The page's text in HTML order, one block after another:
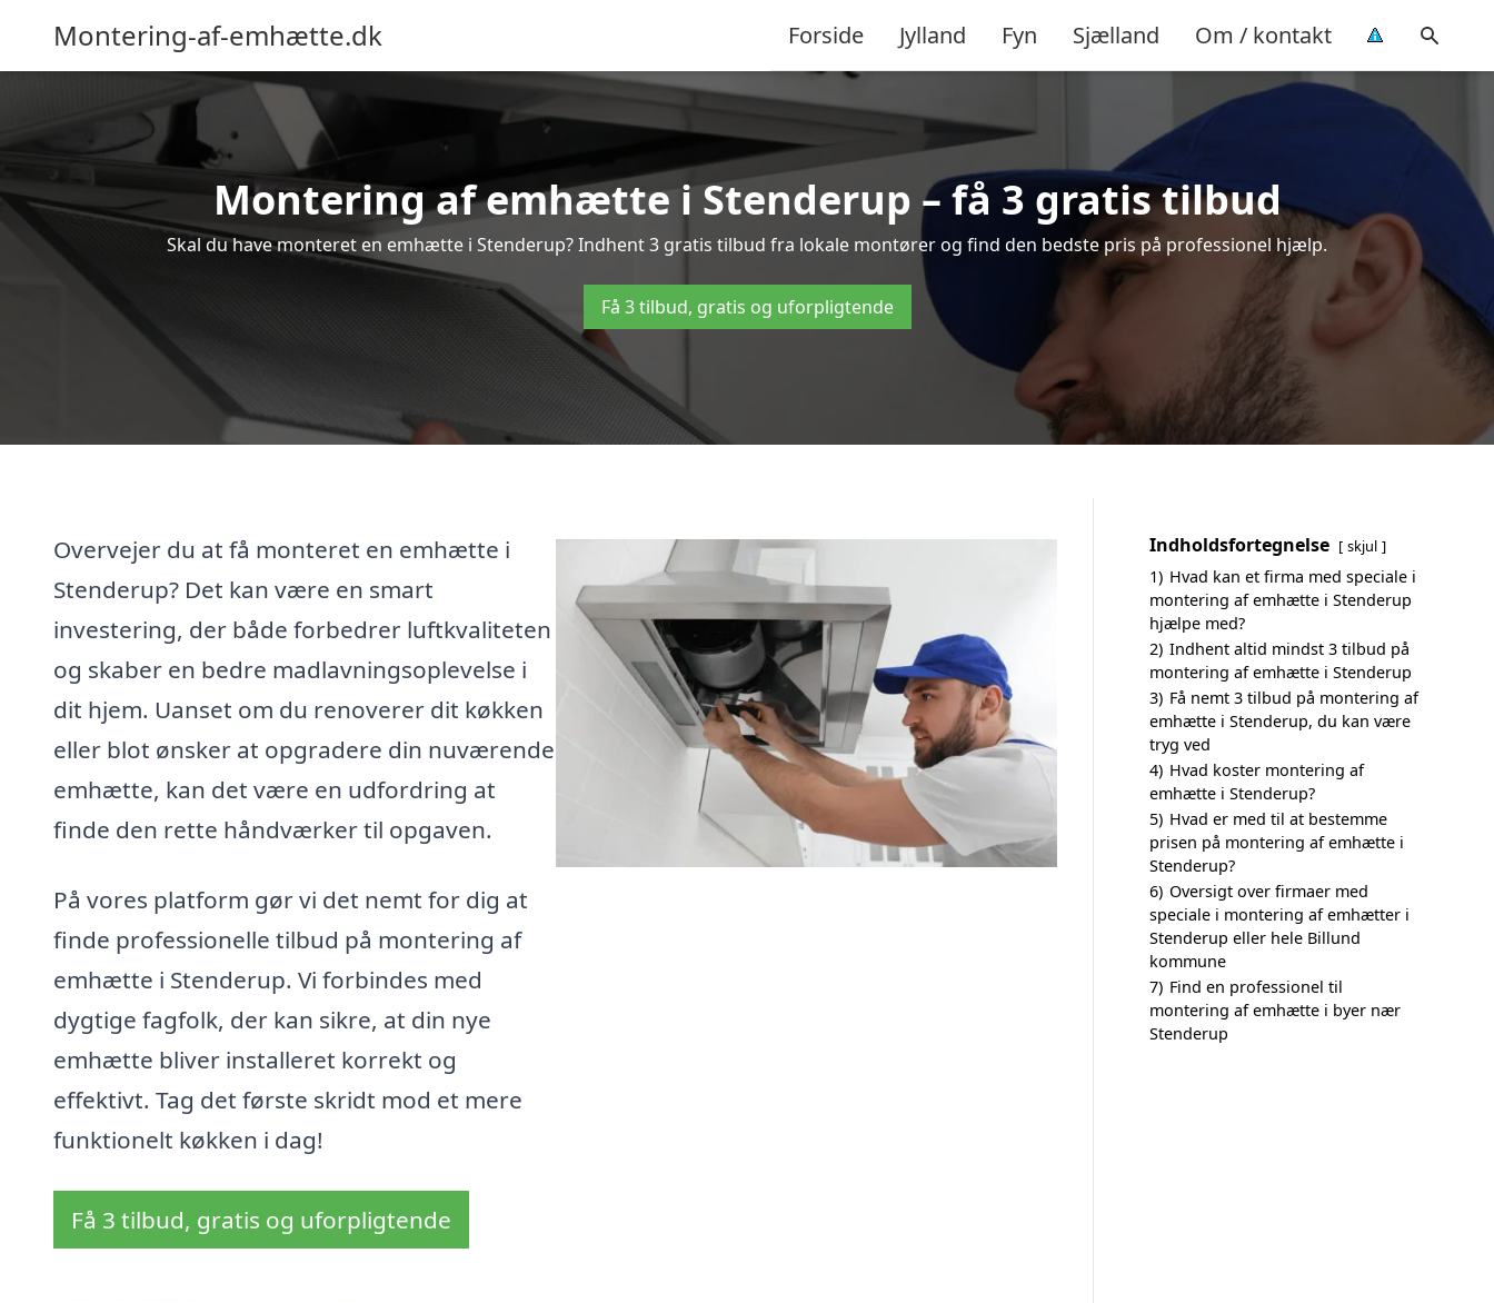
Montering-af-emhætte.dk Forside Jylland Fyn Sjælland Om / kontakt
Montering af emhætte i Stenderup – få 3 gratis tilbud
Skal du have monteret en emhætte i Stenderup? Indhent 3 gratis tilbud fra lokale montører og find den bedste pris på professionel hjælp.
Få 3 tilbud, gratis og uforpligtende
Overvejer du at få monteret en emhætte i
Stenderup? Det kan være en smart
investering, der både forbedrer luftkvaliteten
og skaber en bedre madlavningsoplevelse i
dit hjem. Uanset om du renoverer dit køkken
eller blot ønsker at opgradere din nuværende
emhætte, kan det være en udfordring at
finde den rette håndværker til opgaven.
På vores platform gør vi det nemt for dig at
finde professionelle tilbud på montering af
emhætte i Stenderup. Vi forbindes med
dygtige fagfolk, der kan sikre, at din nye
emhætte bliver installeret korrekt og
effektivt. Tag det første skridt mod et mere
funktionelt køkken i dag!
Få 3 tilbud, gratis og uforpligtende
Indholdsfortegnelse skjul
1) Hvad kan et firma med speciale i
montering af emhætte i Stenderup
hjælpe med?
2) Indhent altid mindst 3 tilbud på
montering af emhætte i Stenderup
3) Få nemt 3 tilbud på montering af
emhætte i Stenderup, du kan være
tryg ved
4) Hvad koster montering af
emhætte i Stenderup?
5) Hvad er med til at bestemme
prisen på montering af emhætte i
Stenderup?
6) Oversigt over firmaer med
speciale i montering af emhætter i
Stenderup eller hele Billund
kommune
7) Find en professionel til
montering af emhætte i byer nær
Stenderup